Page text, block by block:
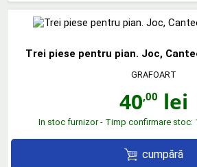
Trei piese pentru pian. Joc,
GRAFOART
40,00 lei
In stoc furnizor - Timp confirmare stoc:
cumpără